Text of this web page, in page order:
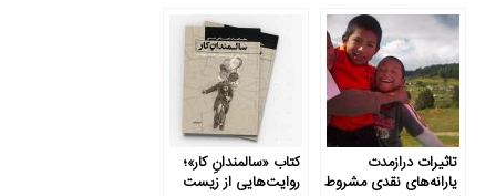
تاثیرات درازمدت
یارانه‌های نقدی مشروط
کتاب «سالمندانِ کار»؛
روایت‌هایی از زیست